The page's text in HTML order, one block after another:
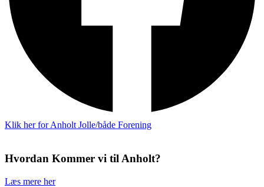
Klik her for Anholt Jolle/både Forening
Hvordan Kommer vi til Anholt?
Læs mere her